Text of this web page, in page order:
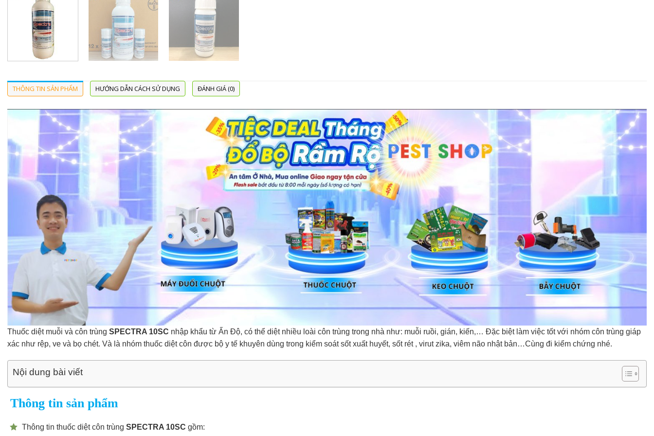
THÔNG TIN SẢN PHẨM HƯỚNG DẪN CÁCH SỬ DỤNG ĐÁNH GIÁ (0)
Thuốc diệt muỗi và côn trùng SPECTRA 10SC nhập khẩu từ Ấn Độ, có thể diệt nhiều loài côn trùng trong nhà như: muỗi ruồi, gián, kiến,… Đặc biệt làm việc tốt với nhóm côn trùng giáp
xác như rệp, ve và bọ chét. Và là nhóm thuốc diệt côn được bộ y tế khuyên dùng trong kiểm soát sốt xuất huyết, sốt rét , virut zika, viêm não nhật bản…Cùng đi kiểm chứng nhé.
Nội dung bài viết
Thông tin sản phẩm
Thông tin thuốc diệt côn trùng SPECTRA 10SC gồm: